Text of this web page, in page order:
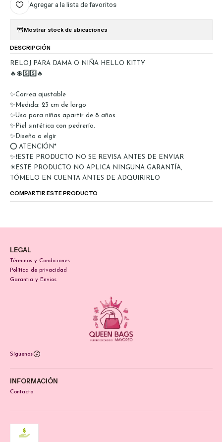
Agregar a la lista de favoritos
Mostrar stock de ubicaciones
DESCRIPCIÓN
RELOJ PARA DAMA O NIÑA HELLO KITTY
🔥💲5️⃣5️⃣🔥
✨Correa ajustable
✨Medida: 23 cm de largo
✨Uso para niñas apartir de 8 años
✨Piel sintética con pedrería.
✨Diseño a elgir
⭕ ATENCIÓN*
✨❗ESTE PRODUCTO NO SE REVISA ANTES DE ENVIAR
✴️ESTE PRODUCTO NO APLICA NINGUNA GARANTÍA,
TÓMELO EN CUENTA ANTES DE ADQUIRIRLO
COMPARTIR ESTE PRODUCTO
LEGAL
Términos y Condiciones
Política de privacidad
Garantia y Envios
Síguenos
INFORMACIÓN
Contacto